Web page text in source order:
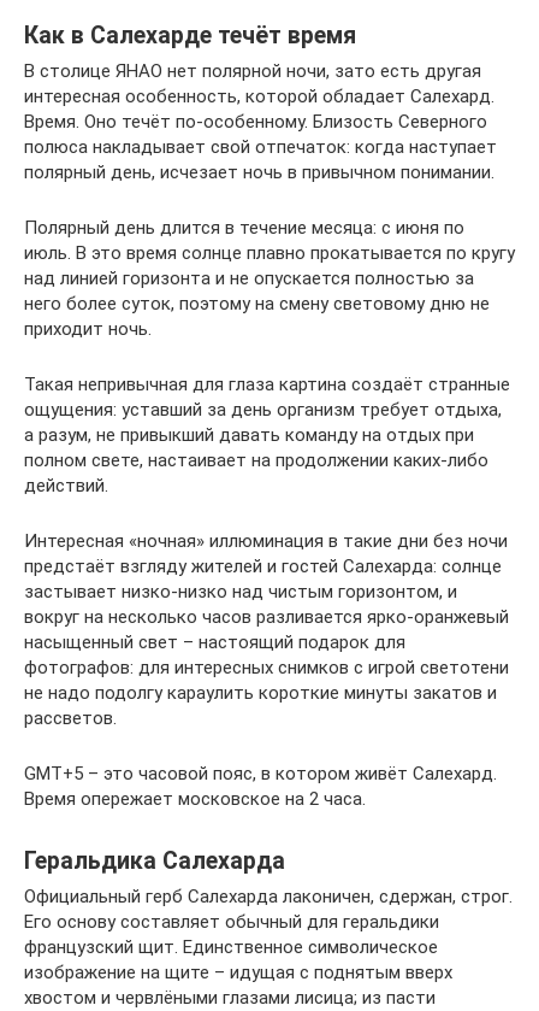
Как в Салехарде течёт время
В столице ЯНАО нет полярной ночи, зато есть другая
интересная особенность, которой обладает Салехард.
Время. Оно течёт по-особенному. Близость Северного
полюса накладывает свой отпечаток: когда наступает
полярный день, исчезает ночь в привычном понимании.
Полярный день длится в течение месяца: с июня по
июль. В это время солнце плавно прокатывается по кругу
над линией горизонта и не опускается полностью за
него более суток, поэтому на смену световому дню не
приходит ночь.
Такая непривычная для глаза картина создаёт странные
ощущения: уставший за день организм требует отдыха,
а разум, не привыкший давать команду на отдых при
полном свете, настаивает на продолжении каких-либо
действий.
Интересная «ночная» иллюминация в такие дни без ночи
предстаёт взгляду жителей и гостей Салехарда: солнце
застывает низко-низко над чистым горизонтом, и
вокруг на несколько часов разливается ярко-оранжевый
насыщенный свет – настоящий подарок для
фотографов: для интересных снимков с игрой светотени
не надо подолгу караулить короткие минуты закатов и
рассветов.
GMT+5 – это часовой пояс, в котором живёт Салехард.
Время опережает московское на 2 часа.
Геральдика Салехарда
Официальный герб Салехарда лаконичен, сдержан, строг.
Его основу составляет обычный для геральдики
французский щит. Единственное символическое
изображение на щите – идущая с поднятым вверх
хвостом и червлёными глазами лисица; из пасти